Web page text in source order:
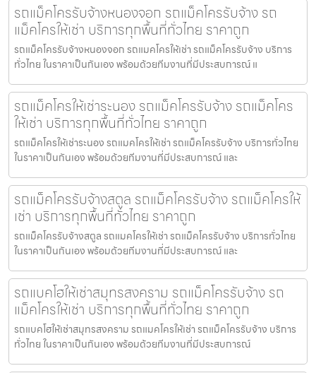
รถแม็คโครรับจ้างหนองจอก รถแม็คโครรับจ้าง รถ
แม็คโครให้เช่า บริการทุกพื้นที่ทั่วไทย ราคาถูก
รถแม็คโครรับจ้างหนองจอก รถแมคโครให้เช่า รถแม็คโครรับจ้าง บริการ
ทั่วไทย ในราคาเป็นกันเอง พร้อมด้วยทีมงานที่มีประสบการณ์ แ
รถแม็คโครให้เช่าระนอง รถแม็คโครรับจ้าง รถแม็คโคร
ให้เช่า บริการทุกพื้นที่ทั่วไทย ราคาถูก
รถแม็คโครให้เช่าระนอง รถแมคโครให้เช่า รถแม็คโครรับจ้าง บริการทั่วไทย
ในราคาเป็นกันเอง พร้อมด้วยทีมงานที่มีประสบการณ์ และ
รถแม็คโครรับจ้างสตูล รถแม็คโครรับจ้าง รถแม็คโครให้
เช่า บริการทุกพื้นที่ทั่วไทย ราคาถูก
รถแม็คโครรับจ้างสตูล รถแมคโครให้เช่า รถแม็คโครรับจ้าง บริการทั่วไทย
ในราคาเป็นกันเอง พร้อมด้วยทีมงานที่มีประสบการณ์ และ
รถแบคโฮให้เช่าสมุทรสงคราม รถแม็คโครรับจ้าง รถ
แม็คโครให้เช่า บริการทุกพื้นที่ทั่วไทย ราคาถูก
รถแบคโฮให้เช่าสมุทรสงคราม รถแมคโครให้เช่า รถแม็คโครรับจ้าง บริการ
ทั่วไทย ในราคาเป็นกันเอง พร้อมด้วยทีมงานที่มีประสบการณ์